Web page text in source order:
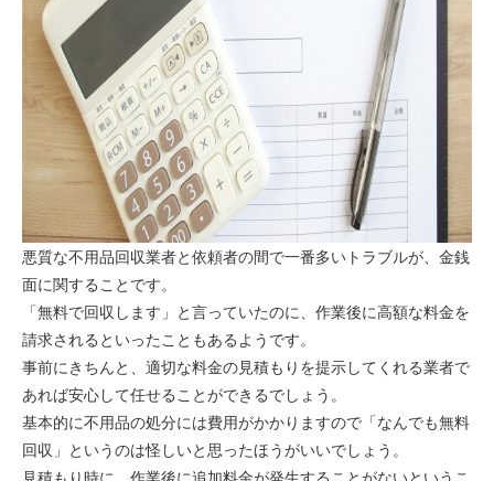
悪質な不用品回収業者と依頼者の間で一番多いトラブルが、金銭
面に関することです。
「無料で回収します」と言っていたのに、作業後に高額な料金を
請求されるといったこともあるようです。
事前にきちんと、適切な料金の見積もりを提示してくれる業者で
あれば安心して任せることができるでしょう。
基本的に不用品の処分には費用がかかりますので「なんでも無料
回収」というのは怪しいと思ったほうがいいでしょう。
見積もり時に、作業後に追加料金が発生することがないというこ